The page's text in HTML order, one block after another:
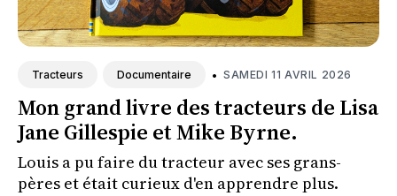
Tracteurs Documentaire • SAMEDI 11 AVRIL 2026
Mon grand livre des tracteurs de Lisa
Jane Gillespie et Mike Byrne.
Louis a pu faire du tracteur avec ses grans-
pères et était curieux d'en apprendre plus.